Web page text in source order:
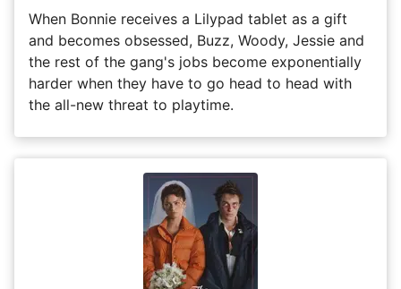
When Bonnie receives a Lilypad tablet as a gift
and becomes obsessed, Buzz, Woody, Jessie and
the rest of the gang's jobs become exponentially
harder when they have to go head to head with
the all-new threat to playtime.